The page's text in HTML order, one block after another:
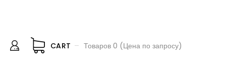
CART Товаров 0 (Цена по запросу)